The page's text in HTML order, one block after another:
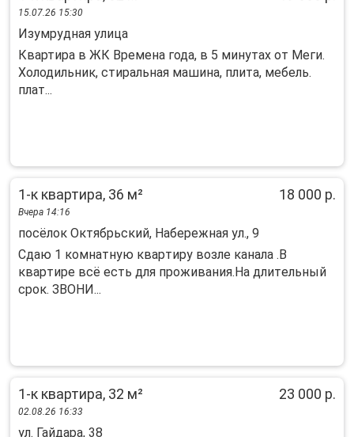
15.07.26 15:30
Изумрудная улица
Квартира в ЖК Времена года, в 5 минутах от Меги.
Холодильник, стиральная машина, плита, мебель.
плат...
1-к квартира, 36 м² 18 000 р.
Вчера 14:16
посёлок Октябрьский, Набережная ул., 9
Сдaю 1 комнaтную квapтиpу возле канала .B
кваpтире всё есть для пpоживания.Ha длитeльный
cpoк. ЗВОНИ...
1-к квартира, 32 м² 23 000 р.
02.08.26 16:33
ул. Гайдара, 38